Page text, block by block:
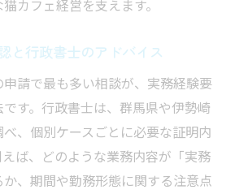
カフェ経営を支えます。
と行政書士のアドバイス
請で最も多い相談が、実務経験要
す。行政書士は、群馬県や伊勢崎
、個別ケースごとに必要な証明内
ば、どのような業務内容が「実務
、期間や勤務形態に関する注意点